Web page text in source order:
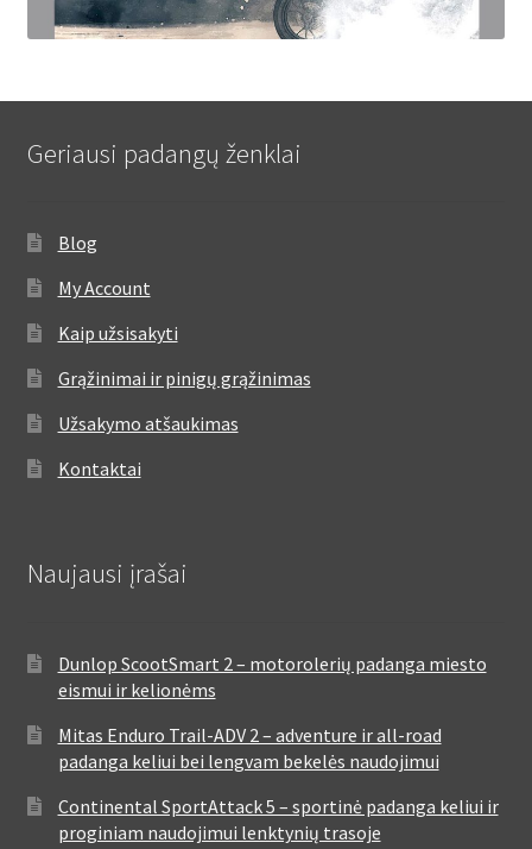
Geriausi padangų ženklai
Blog
My Account
Kaip užsisakyti
Grąžinimai ir pinigų grąžinimas
Užsakymo atšaukimas
Kontaktai
Naujausi įrašai
Dunlop ScootSmart 2 – motorolerių padanga miesto
eismui ir kelionėms
Mitas Enduro Trail-ADV 2 – adventure ir all-road
padanga keliui bei lengvam bekelės naudojimui
Continental SportAttack 5 – sportinė padanga keliui ir
proginiam naudojimui lenktynių trasoje